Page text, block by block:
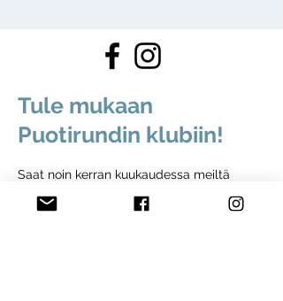
Tule mukaan
Puotirundin klubiin!
Saat noin kerran kuukaudessa meiltä
kuulumisista, tarjouksista, vinkeistä ja